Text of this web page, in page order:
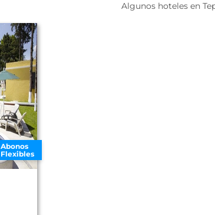
Algunos hoteles en
Abonos
Flexibles